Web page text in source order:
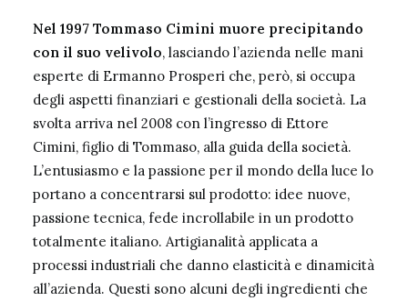
Nel 1997 Tommaso Cimini muore precipitando
con il suo velivolo, lasciando l’azienda nelle mani
esperte di Ermanno Prosperi che, però, si occupa
degli aspetti finanziari e gestionali della società. La
svolta arriva nel 2008 con l’ingresso di Ettore
Cimini, figlio di Tommaso, alla guida della società.
L’entusiasmo e la passione per il mondo della luce lo
portano a concentrarsi sul prodotto: idee nuove,
passione tecnica, fede incrollabile in un prodotto
totalmente italiano. Artigianalità applicata a
processi industriali che danno elasticità e dinamicità
all’azienda. Questi sono alcuni degli ingredienti che